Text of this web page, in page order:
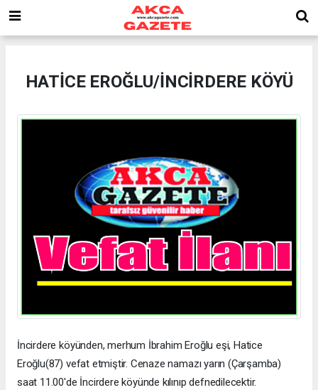
HATİCE EROĞLU/İNCİRDERE KÖYÜ
İncirdere köyünden, merhum İbrahim Eroğlu eşi, Hatice
Eroğlu(87) vefat etmiştir. Cenaze namazı yarın (Çarşamba)
saat 11.00'de İncirdere köyünde kılınıp defnedilecektir.